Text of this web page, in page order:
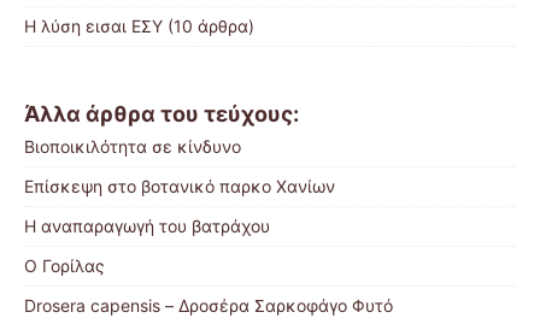
Η λύση εισαι ΕΣΥ (10 άρθρα)
Άλλα άρθρα του τεύχους:
Βιοποικιλότητα σε κίνδυνο
Επίσκεψη στο βοτανικό παρκο Χανίων
Η αναπαραγωγή του βατράχου
Ο Γορίλας
Drosera capensis – Δροσέρα Σαρκοφάγο Φυτό